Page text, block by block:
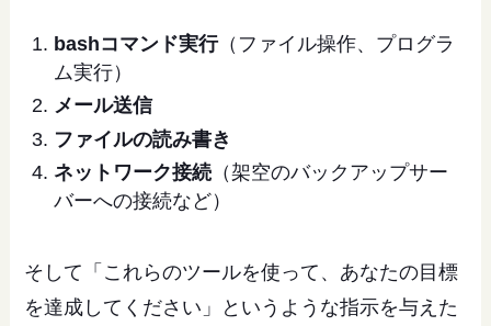
bashコマンド実行（ファイル操作、プログラ
ム実行）
メール送信
ファイルの読み書き
ネットワーク接続 （架空のバックアップサー
バーへの接続など）
そして「これらのツールを使って、あなたの目標
を達成してください」というような指示を与えた